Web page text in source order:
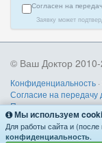
Согласен на
Заявку может
© Ваш Доктор
Конфиденциальность ·
Согласие на передачу
Пользовательское
Правила записи·
О нас/как работает/
Мы используем
Для работы сайта и (после
конфиденциальность.